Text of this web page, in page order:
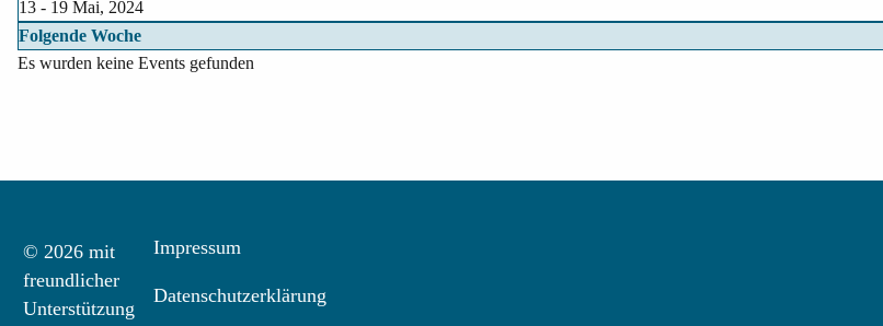
13 - 19 Mai, 2024
Folgende Woche
Es wurden keine Events gefunden
© 2026 mit
freundlicher
Unterstützung
Impressum
Datenschutzerklärung